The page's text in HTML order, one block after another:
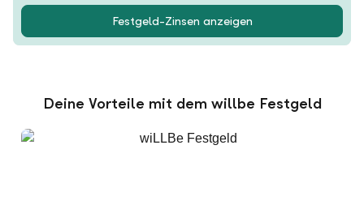
Festgeld-Zinsen anzeigen
Deine Vorteile mit dem willbe Festgeld